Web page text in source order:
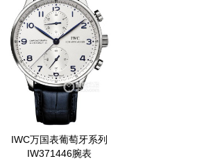
IWC万国表葡萄牙系列
IW371446腕表